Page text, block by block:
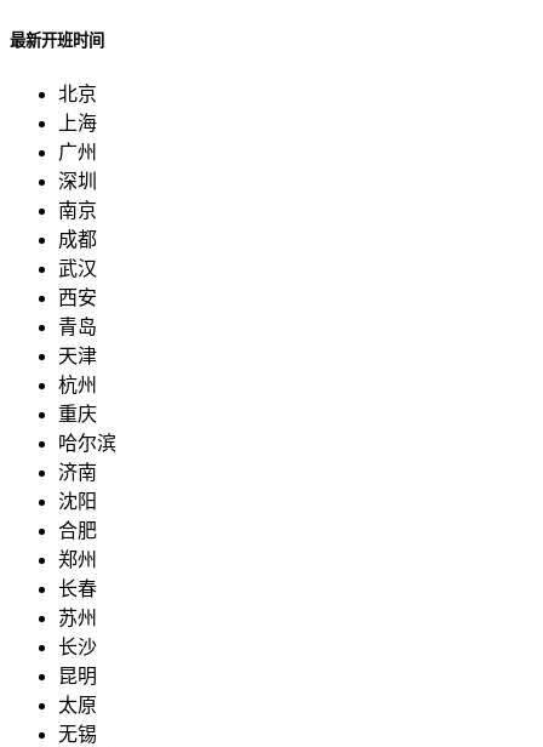
最新开班时间
北京
上海
广州
深圳
南京
成都
武汉
西安
青岛
天津
杭州
重庆
哈尔滨
济南
沈阳
合肥
郑州
长春
苏州
长沙
昆明
太原
无锡